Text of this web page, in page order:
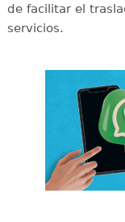
de facilitar el
servicios.